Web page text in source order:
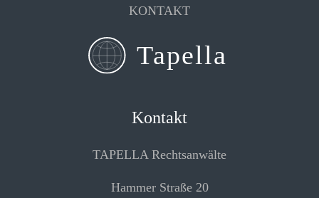
KONTAKT
Kontakt
TAPELLA Rechtsanwälte
Hammer Straße 20